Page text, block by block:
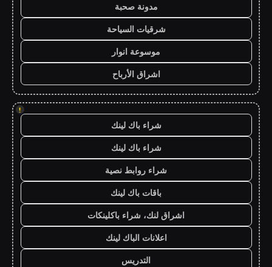
مدونة صحبة
شرقيات السياحة
موسوعة انوار
اشراق الأرباح
!
شراء باك لينك
شراء باك لينك
شراء روابط نصية
باقات باك لينك
اشراق لنك، شراء باكلينكات
اعلانات الباك لينك
التدريس